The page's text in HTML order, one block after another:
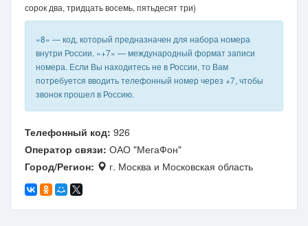
сорок два, тридцать восемь, пятьдесят три)
«8» — код, который предназначен для набора номера
внутри России. «+7» — международный формат записи
номера. Если Вы находитесь не в России, то Вам
потребуется вводить телефонный номер через +7, чтобы
звонок прошел в Россию.
Телефонный код: 926
Оператор связи: ОАО "МегаФон"
Город/Регион:
г. Москва и Московская область